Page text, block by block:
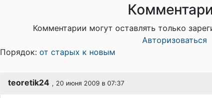
Комментарии могут оставлять только
Авторизоваться
Порядок: от старых к новым
teoretik24 , 20 июня 2009 в 07:37